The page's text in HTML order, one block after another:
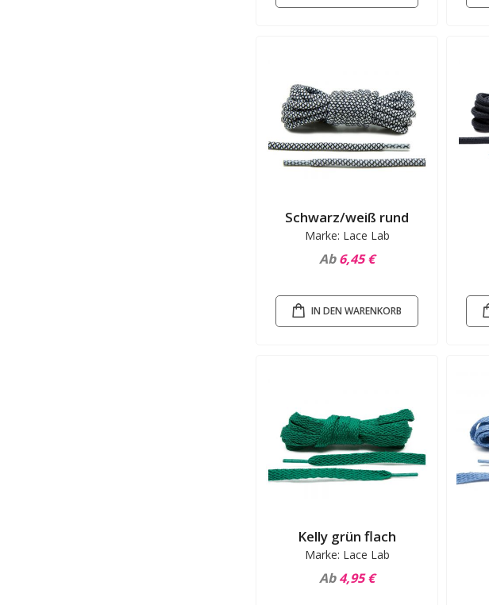
Schwarz/weiß rund
Marke: Lace Lab
Ab 6,45 €
IN DEN WARENKORB
Kelly grün flach
Marke: Lace Lab
Ab 4,95 €